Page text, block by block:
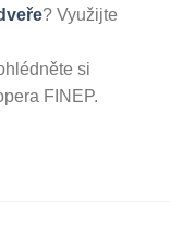
? Využijte
si
FINEP.